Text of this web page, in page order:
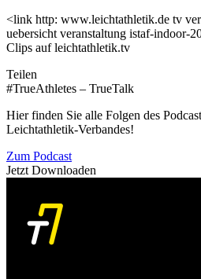
<link http: www.leichtathletik.de tv
uebersicht veranstaltung istaf-indoor-
Clips auf leichtathletik.tv
Teilen
#TrueAthletes – TrueTalk
Hier finden Sie alle Folgen des
Leichtathletik-Verbandes!
Zum Podcast
Jetzt Downloaden